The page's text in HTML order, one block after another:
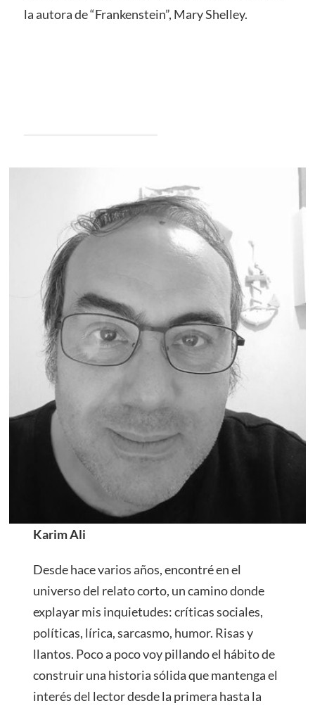
la autora de “Frankenstein”, Mary Shelley.
Karim Ali
Desde hace varios años, encontré en el
universo del relato corto, un camino donde
explayar mis inquietudes: críticas sociales,
políticas, lírica, sarcasmo, humor. Risas y
llantos. Poco a poco voy pillando el hábito de
construir una historia sólida que mantenga el
interés del lector desde la primera hasta la